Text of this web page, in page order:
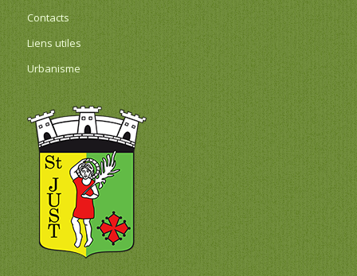
Contacts
Liens utiles
Urbanisme